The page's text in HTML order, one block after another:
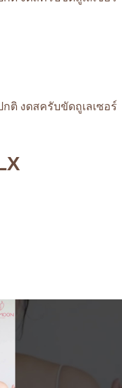
ติ งดสครับขัดถูเลเซอร์